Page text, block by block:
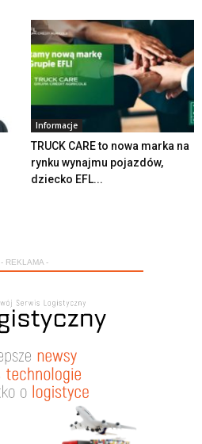
Informacje
TRUCK CARE to nowa marka na
rynku wynajmu pojazdów,
dziecko EFL...
- REKLAMA -